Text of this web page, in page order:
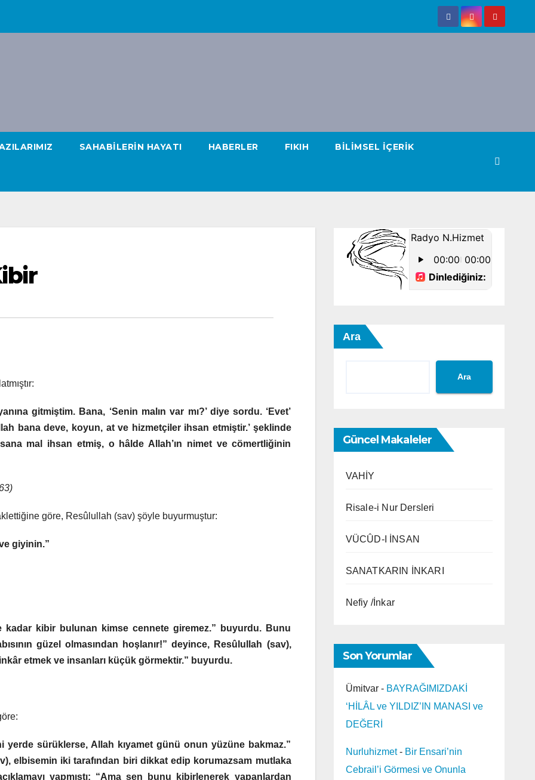
SAHABILERIN HAYATI HABERLER FIKIH BILIMSEL İÇERIK
gitmiştim. Bana, ‘Senin malın var mı?’ diye sordu. ‘Evet’
bana deve, koyun, at ve hizmetçiler ihsan etmiştir.’ şeklinde
mal ihsan etmiş, o hâlde Allah’ın nimet ve cömertliğinin
göre, Resûlullah (sav) şöyle buyurmuştur:
giyinin.”
kibir bulunan kimse cennete giremez.” buyurdu. Bunu
güzel olmasından hoşlanır!” deyince, Resûlullah (sav),
etmek ve insanları küçük görmektir.” buyurdu.
sürüklerse, Allah kıyamet günü onun yüzüne bakmaz.”
elbisemin iki tarafından biri dikkat edip korumazsam mutlaka
yapmıştı: “Ama sen bunu kibirlenerek yapanlardan
Ara
Ara
Güncel Makaleler
VAHİY
Risale-i Nur Dersleri
VÜCÛD-I İNSAN
SANATKARIN İNKARI
Nefiy /İnkar
Son Yorumlar
Ümitvar- BAYRAĞIMIZDAKİ
‘HİLÂL ve YILDIZ’IN MANASI ve
DEĞERİ
Nurluhizmet- Bir Ensari’nin
Cebrail’i Görmesi ve Onunla